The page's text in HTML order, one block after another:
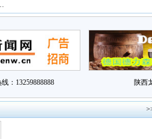
：13259888888 陕西